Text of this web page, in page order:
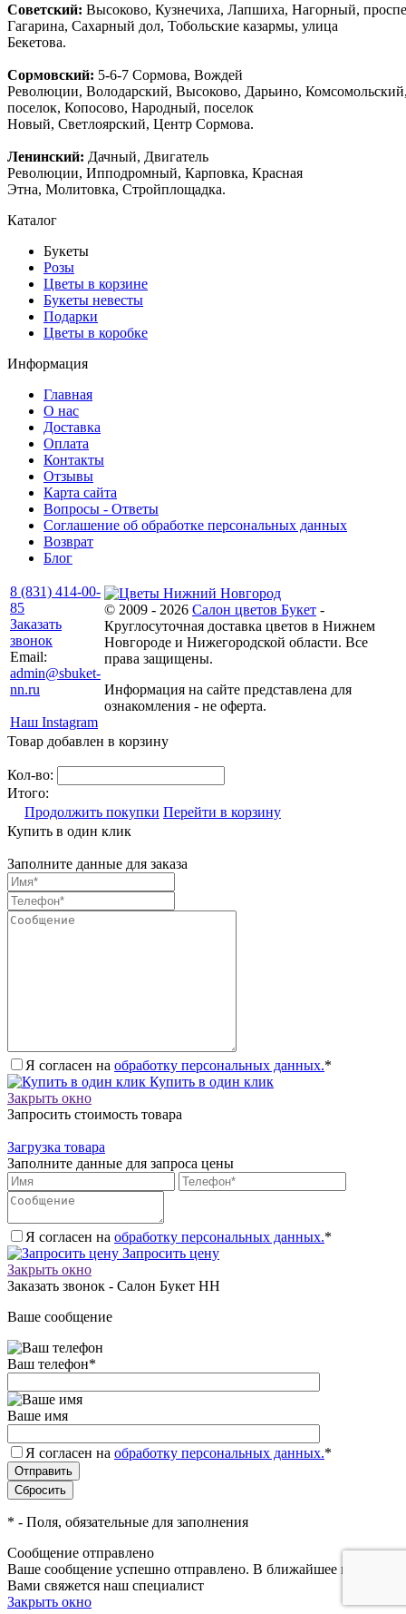
Советский: Высоково, Кузнечиха, Лапшиха, Нагорный,
Гагарина, Сахарный дол, Тобольские казармы, улица
Бекетова.
Сормовский: 5-6-7 Сормова, Вождей
Революции, Володарский, Высоково, Дарьино,
поселок, Копосово, Народный, поселок
Новый, Светлоярский, Центр Сормова.
Ленинский: Дачный, Двигатель
Революции, Ипподромный, Карповка, Красная
Этна, Молитовка, Стройплощадка.
Каталог
Букеты
Розы
Цветы в корзине
Букеты невесты
Подарки
Цветы в коробке
Информация
Главная
О нас
Доставка
Оплата
Контакты
Отзывы
Карта сайта
Вопросы - Ответы
Соглашение об обработке персональных данных
Возврат
Блог
8 (831) 414-00-
85
Заказать
звонок
Email:
admin@sbuket-
nn.ru
Наш Instagram
© 2009 - 2026 Салон цветов Букет -
Круглосуточная доставка цветов в Нижнем
Новгороде и Нижегородской области. Все
права защищены.
Информация на сайте представлена для
ознакомления - не оферта.
Товар добавлен в корзину
Кол-во:
Итого:
Продолжить покупки Перейти в корзину
Купить в один клик
Заполните данные для заказа
Я согласен на обработку персональных данных.*
Купить в один клик
Закрыть окно
Запросить стоимость товара
Загрузка товара
Заполните данные для запроса цены
Я согласен на обработку персональных данных.*
Запросить цену
Закрыть окно
Заказать звонок - Салон Букет НН
Ваше сообщение
Ваш телефон*
Ваше имя
Я согласен на обработку персональных данных.*
* - Поля, обязательные для заполнения
Сообщение отправлено
Ваше сообщение успешно отправлено. В ближайшее время с
Вами свяжется наш специалист
Закрыть окно